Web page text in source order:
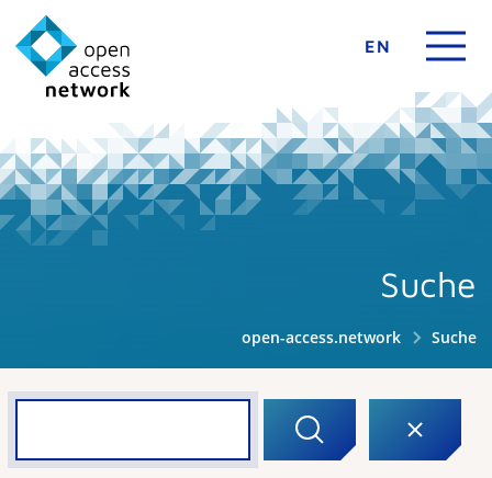
EN
Suche
open-access.network Suche